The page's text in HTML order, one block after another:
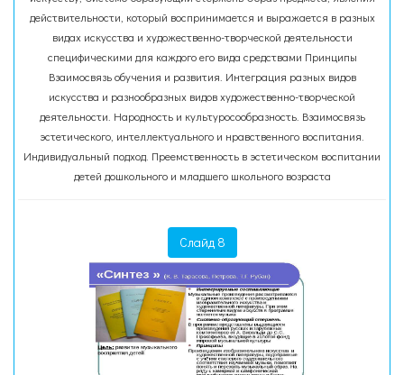
действительности, который воспринимается и выражается в разных
видах искусства и художественно-творческой деятельности
специфическими для каждого его вида средствами Принципы
Взаимосвязь обучения и развития. Интеграция разных видов
искусства и разнообразных видов художественно-творческой
деятельности. Народность и культуросообразность. Взаимосвязь
эстетического, интеллектуального и нравственного воспитания.
Индивидуальный подход. Преемственность в эстетическом воспитании
детей дошкольного и младшего школьного возраста
Слайд 8